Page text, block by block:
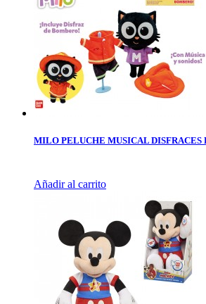
MILO PELUCHE MUSICAL DISFRACES
Añadir al carrito